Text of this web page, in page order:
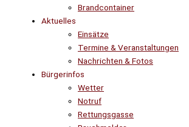
Brandcontainer
Aktuelles
Einsätze
Termine & Veranstaltungen
Nachrichten & Fotos
Bürgerinfos
Wetter
Notruf
Rettungsgasse